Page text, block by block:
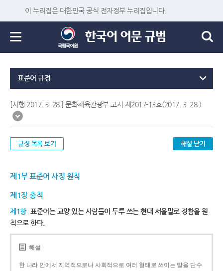
이 누리집은 대한민국 공식 전자정부 누리집입니다.
표준어 규정
[시행 2017. 3. 28.] 문화체육관광부 고시 제2017-13호(2017. 3. 28.)
규정 목록 보기 해설 닫기
제1부 표준어 사정 원칙
제1장 총칙
제1항 표준어는 교양 있는 사람들이 두루 쓰는 현대 서울말로 정함을 원
칙으로 한다.
해설
한 나라 안에서 지역적으로나 사회적으로 여러 형태로 쓰이는 말을 단수